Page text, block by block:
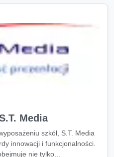
Media
szkół, S.T. Media
innowacji i funkcjonalności.
nie tylko...